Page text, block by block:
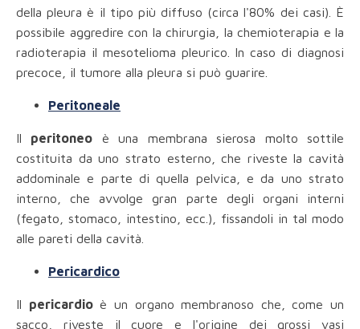
della pleura è il tipo più diffuso (circa l'80% dei casi). È
possibile aggredire con la chirurgia, la chemioterapia e la
radioterapia il mesotelioma pleurico. In caso di diagnosi
precoce, il tumore alla pleura si può guarire.
Peritoneale
Il peritoneo è una membrana sierosa molto sottile
costituita da uno strato esterno, che riveste la cavità
addominale e parte di quella pelvica, e da uno strato
interno, che avvolge gran parte degli organi interni
(fegato, stomaco, intestino, ecc.), fissandoli in tal modo
alle pareti della cavità.
Pericardico
Il pericardioè un organo membranoso che, come un
sacco, riveste il cuore e l'origine dei grossi vasi